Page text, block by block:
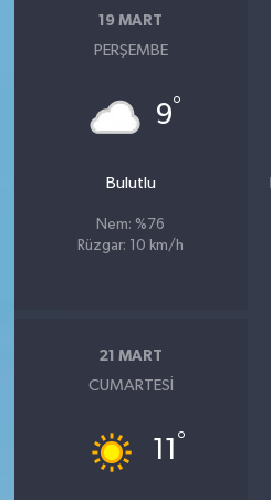
19 MART
PERŞEMBE
9°
Bulutlu
Nem: %76
Rüzgar: 10 km/h
21 MART
CUMARTESI
11 °